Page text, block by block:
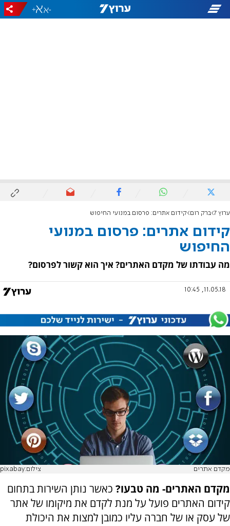
-
+
ערוץ 7 ברק רום קידום אתרים: פרסום במנועי החיפוש
קידום אתרים: פרסום במנועי
החיפוש
מה עבודתו של מקדם האתרים? איך הוא קשור לפרסום?
11.05.18, 10:45
מקדם אתרים צילום:pixabay
מקדם האתרים- מה טבעו? כאשר נותן השירות בתחום
קידום האתרים פועל על מנת לקדם את מיקומו של אתר
של עסק או של חברה עליו כמובן למצות את היכולת